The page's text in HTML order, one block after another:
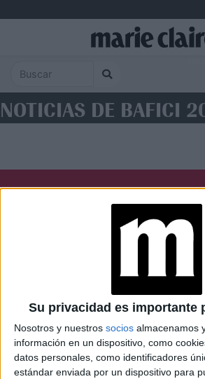
Su privacidad es importante
Nosotros y nuestros socios almacenamos
información en un dispositivo, como
datos personales, como identificadores
estándar enviada por un dispositivo para
NOTICIAS DE BAFICI
Caras Noticias
Weekend Parabrisas
Look
Luz Mía Lunateen
© Perfil.com 2006-2019 - Todos los
Registro de Propiedad Intelectual: